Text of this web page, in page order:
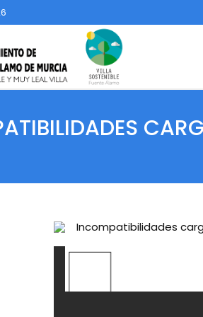
Incompatibilidades